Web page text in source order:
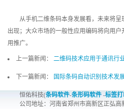
从手机二维条码本身发展看，未来将呈
出现；大众市场的一般性应用编码将向用
用推广。
上一篇新闻： 二维码技术应用于通讯行
下一篇新闻： 国际条码自动识别技术发
恒佑科技(条码软件-条形码软件 -标签
公司地址：河南省郑州市高新区正弘高